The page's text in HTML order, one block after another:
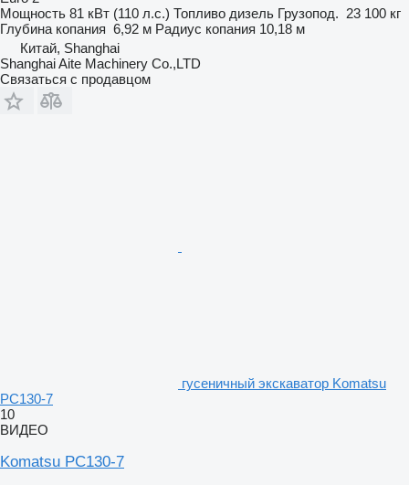
Мощность 81 кВт (110 л.с.) Топливо дизель Грузопод. 23 100 кг
Глубина копания 6,92 м Радиус копания 10,18 м
Китай, Shanghai
Shanghai Aite Machinery Co.,LTD
Связаться с продавцом
гусеничный экскаватор Komatsu
PC130-7
10
ВИДЕО
Komatsu PC130-7